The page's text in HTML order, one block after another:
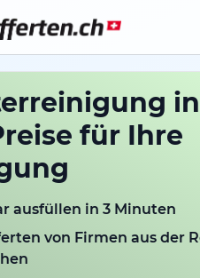
in
für Ihre
ausfüllen in 3 Minuten
von Firmen aus der